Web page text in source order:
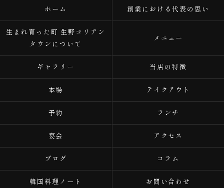
ホーム 創業における代表の思い
生まれ育った町 生野コリアン
タウンについて
メニュー
ギャラリー 当店の特徴
本場 テイクアウト
予約 ランチ
宴会 アクセス
ブログ コラム
韓国料理ノート お問い合わせ